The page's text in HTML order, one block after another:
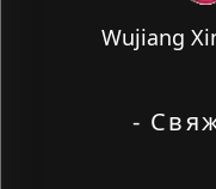
Wujiang
-